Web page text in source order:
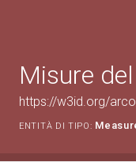
Misure
https://w3id.org/
ENTITÀ DI TIPO: